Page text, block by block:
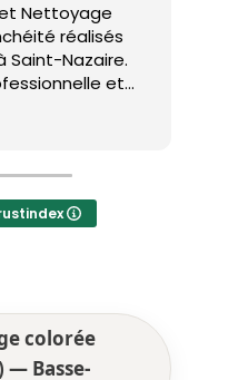
Nettoyage
réalisés
Nazaire.
et
réalisé avec
recommande
colorée
— Basse-